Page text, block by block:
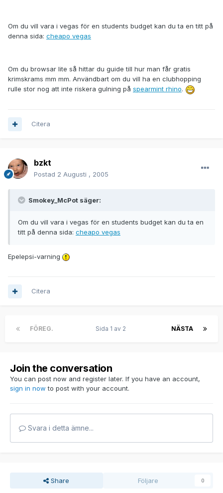
Om du vill vara i vegas för en students budget kan du ta en titt på
denna sida: cheapo vegas
Om du browsar lite så hittar du guide till hur man får gratis
krimskrams mm mm. Användbart om du vill ha en clubhopping
rulle stor nog att inte riskera gulning på spearmint rhino.
Citera
bzkt
Postad 2 Augusti , 2005
Smokey_McPot säger:
Om du vill vara i vegas för en students budget kan du ta en
titt på denna sida: cheapo vegas
Epelepsi-varning
Citera
FÖREG. NÄSTA
Sida 1 av 2
Join the conversation
You can post now and register later. If you have an account,
sign in now to post with your account.
Svara i detta ämne...
Share Följare 0